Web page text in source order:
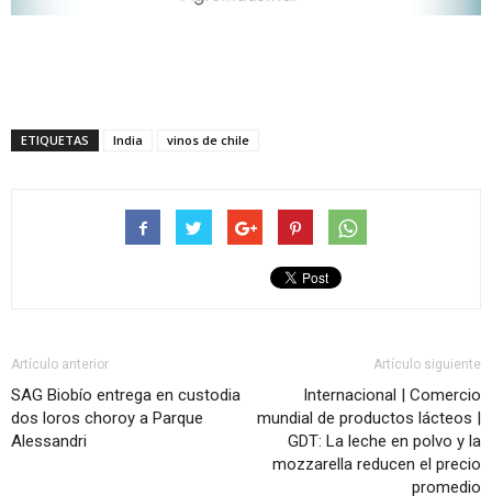
ETIQUETAS India vinos de chile
Artículo anterior
SAG Biobío entrega en custodia
dos loros choroy a Parque
Alessandri
Artículo siguiente
Internacional | Comercio
mundial de productos lácteos |
GDT: La leche en polvo y la
mozzarella reducen el precio
promedio